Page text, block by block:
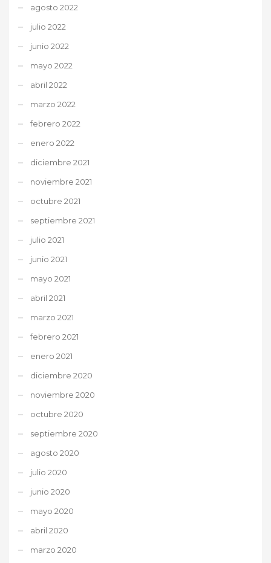
agosto 2022
julio 2022
junio 2022
mayo 2022
abril 2022
marzo 2022
febrero 2022
enero 2022
diciembre 2021
noviembre 2021
octubre 2021
septiembre 2021
julio 2021
junio 2021
mayo 2021
abril 2021
marzo 2021
febrero 2021
enero 2021
diciembre 2020
noviembre 2020
octubre 2020
septiembre 2020
agosto 2020
julio 2020
junio 2020
mayo 2020
abril 2020
marzo 2020